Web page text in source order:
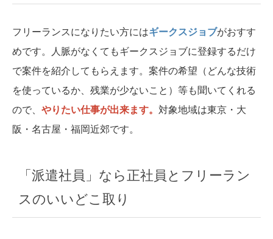
フリーランスになりたい方にはギークスジョブがおすす
めです。人脈がなくてもギークスジョブに登録するだけ
で案件を紹介してもらえます。案件の希望（どんな技術
を使っているか、残業が少ないこと）等も聞いてくれる
ので、 やりたい仕事が出来ます。 対象地域は東京・大
阪・名古屋・福岡近郊です。
「派遣社員」なら正社員とフリーラン
スのいいどこ取り